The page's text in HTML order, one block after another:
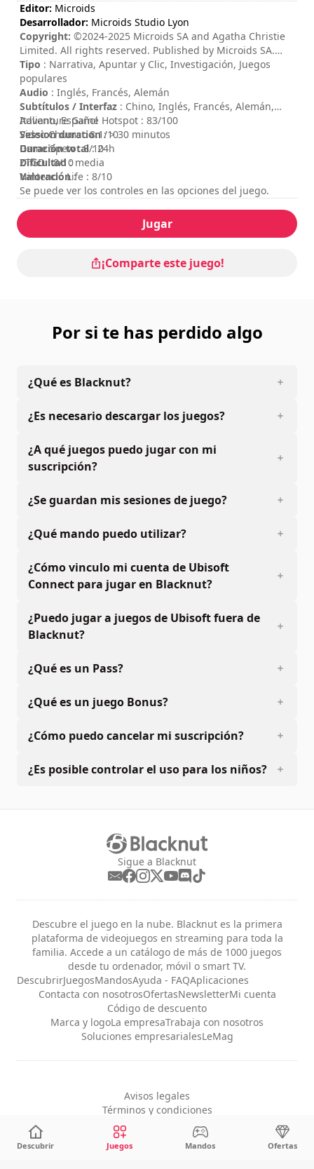
Editor: Microids
Desarrollador: Microids Studio Lyon
Copyright: ©2024-2025 Microids SA and Agatha Christie
Limited. All rights reserved. Published by Microids SA.
Developed by Microids Studio Lyon. All rights reserved.
Based on Death on the Nile © 1937 Agatha Christie
Limited. All rights reserved. DEATH ON THE NILE, AGATHA
CHRISTIE, POIROT, the Agatha Christie Signature and the
AC Monogram Logo are registered trademarks of Agatha
Christie Limited in the UK and elsewhere. All rights
reserved.
Tipo : Narrativa, Apuntar y Clic, Investigación, Juegos
populares
Audio : Inglés, Francés, Alemán
Subtítulos / Interfaz : Chino, Inglés, Francés, Alemán,
Italiano, Español
Session duration: > 30 minutos
Duración total: 24h
Dificultad: media
Valoración:
Adventure Game Hotspot : 83/100
Video Chums : 8.1/10
Game Spew : 8/10
ZTGD : 8/10
Nintendo Life : 8/10
Se puede ver los controles en las opciones del juego.
Jugar
¡Comparte este juego!
Por si te has perdido algo
¿Qué es Blacknut?
¿Es necesario descargar los juegos?
¿A qué juegos puedo jugar con mi
suscripción?
¿Se guardan mis sesiones de juego?
¿Qué mando puedo utilizar?
¿Cómo vinculo mi cuenta de Ubisoft
Connect para jugar en Blacknut?
¿Puedo jugar a juegos de Ubisoft fuera de
Blacknut?
¿Qué es un Pass?
¿Qué es un juego Bonus?
¿Cómo puedo cancelar mi suscripción?
¿Es posible controlar el uso para los niños?
Sigue a Blacknut
Descubre el juego en la nube. Blacknut es la primera
plataforma de videojuegos en streaming para toda la
familia. Accede a un catálogo de más de 1000 juegos
desde tu ordenador, móvil o smart TV.
DescubrirJuegosMandosAyuda - FAQAplicaciones
Contacta con nosotrosOfertasNewsletterMi cuenta
Código de descuento
Marca y logoLa empresaTrabaja con nosotros
Soluciones empresarialesLeMag
Avisos legales
Términos y condiciones
Configuración de cookies
Descubrir Juegos Mandos Ofertas